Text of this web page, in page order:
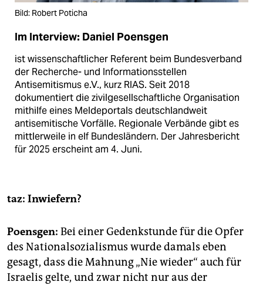
Bild: Robert Poticha
Im Interview: Daniel Poensgen
ist wissenschaftlicher Referent beim Bundesverband
der Recherche- und Informationsstellen
Antisemitismus e.V., kurz RIAS. Seit 2018
dokumentiert die zivilgesellschaftliche Organisation
mithilfe eines Meldeportals deutschlandweit
antisemitische Vorfälle. Regionale Verbände gibt es
mittlerweile in elf Bundesländern. Der Jahresbericht
für 2025 erscheint am 4. Juni.
taz: Inwiefern?
Poensgen: Bei einer Gedenkstunde für die Opfer
des Nationalsozialismus wurde damals eben
gesagt, dass die Mahnung „Nie wieder“ auch für
Israelis gelte, und zwar nicht nur aus der